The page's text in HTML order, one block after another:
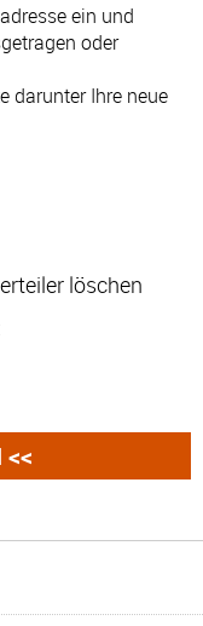
ein und
oder
darunter Ihre neue
löschen